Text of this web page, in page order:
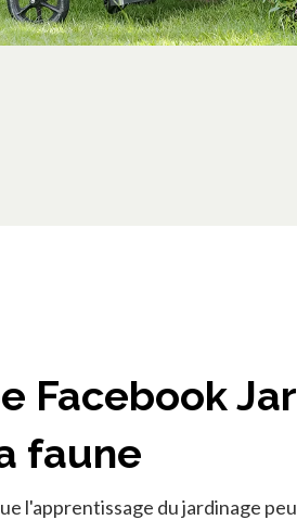
Facebook
faune
l'apprentissage du jardinage